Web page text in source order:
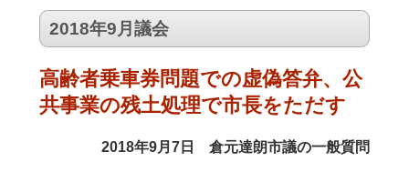
2018年9月議会
高齢者乗車券問題での虚偽答弁、公
共事業の残土処理で市長をただす
2018年9月7日 倉元達朗市議の一般質問